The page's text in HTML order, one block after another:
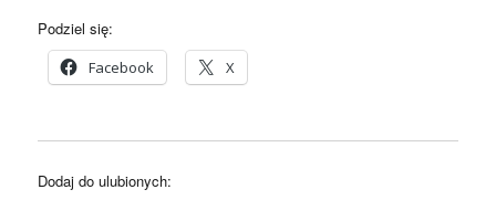
Podziel się:
Facebook X
Dodaj do ulubionych: